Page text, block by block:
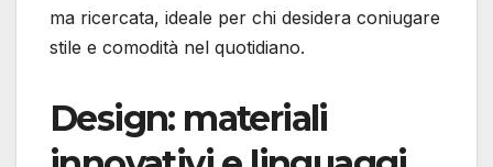
ma ricercata, ideale per chi desidera coniugare
stile e comodità nel quotidiano.
Design: materiali